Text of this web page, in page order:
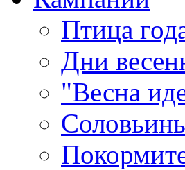
Птица
Дни
"Весна